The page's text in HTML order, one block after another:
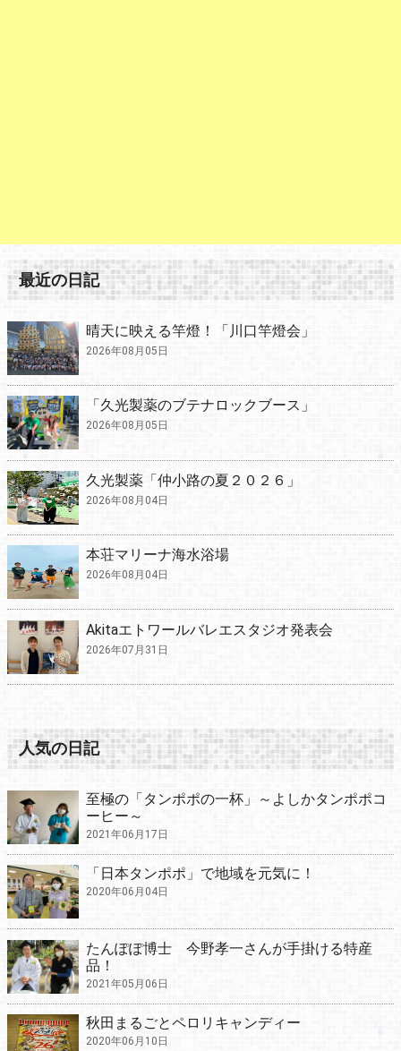
最近の日記
晴天に映える竿燈！「川口竿燈会」
2026年08月05日
「久光製薬のブテナロックブース」
2026年08月05日
久光製薬「仲小路の夏２０２６」
2026年08月04日
本荘マリーナ海水浴場
2026年08月04日
Akitaエトワールバレエスタジオ発表会
2026年07月31日
人気の日記
至極の「タンポポの一杯」～よしかタンポポコ
ーヒー～
2021年06月17日
「日本タンポポ」で地域を元気に！
2020年06月04日
たんぽぽ博士 今野孝一さんが手掛ける特産
品！
2021年05月06日
秋田まるごとペロリキャンディー
2020年06月10日